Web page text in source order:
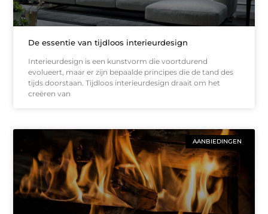
De essentie van tijdloos interieurdesign
Interieurdesign is een kunstvorm die voortdurend
evolueert, maar er zijn bepaalde principes die de tand des
tijds doorstaan. Tijdloos interieurdesign draait om het
creëren van
AANBIEDINGEN